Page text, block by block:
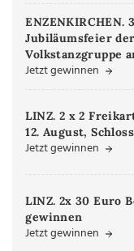
Jubiläumsfeier
Volkstanzgruppe
Jetzt gewinnen
LINZ. 2 x 2
12. August,
Jetzt gewinnen
LINZ. 2x 30 Euro
gewinnen
Jetzt gewinnen